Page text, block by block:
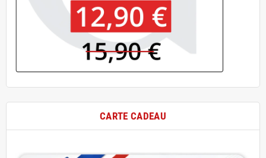
CARTE CADEAU